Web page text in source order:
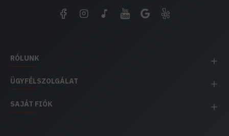
RÓLUNK
ÜGYFÉLSZOLGÁLAT
SAJÁT FIÓK